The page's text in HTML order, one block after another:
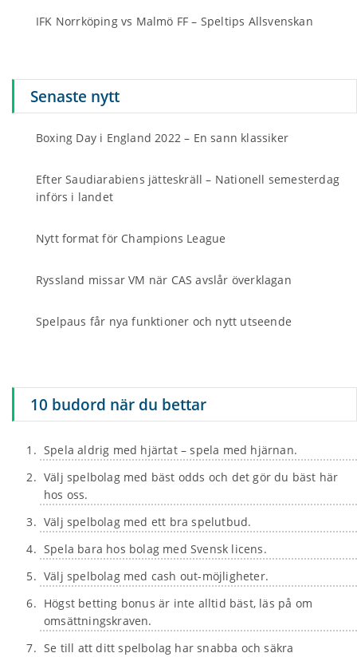
IFK Norrköping vs Malmö FF – Speltips Allsvenskan
Senaste nytt
Boxing Day i England 2022 – En sann klassiker
Efter Saudiarabiens jätteskräll – Nationell semesterdag
införs i landet
Nytt format för Champions League
Ryssland missar VM när CAS avslår överklagan
Spelpaus får nya funktioner och nytt utseende
10 budord när du bettar
Spela aldrig med hjärtat – spela med hjärnan.
Välj spelbolag med bäst odds och det gör du bäst här
hos oss.
Välj spelbolag med ett bra spelutbud.
Spela bara hos bolag med Svensk licens.
Välj spelbolag med cash out-möjligheter.
Högst betting bonus är inte alltid bäst, läs på om
omsättningskraven.
Se till att ditt spelbolag har snabba och säkra